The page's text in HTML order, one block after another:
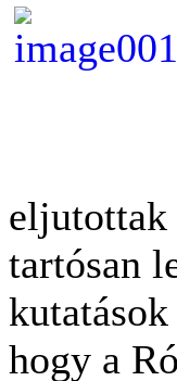
eljutottak
tartósan
hogy a